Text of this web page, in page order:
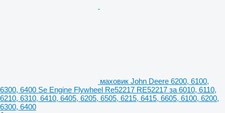
маховик John Deere 6200, 6100,
6300, 6400 Se Engine Flywheel Re52217 RE52217 за 6010, 6110,
6210, 6310, 6410, 6405, 6205, 6505, 6215, 6415, 6605, 6100, 6200,
6300, 6400